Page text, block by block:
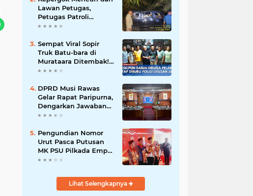
Lawan Petugas,
Petugas Patroli
Terpaksa Lumpuhkan
Sempat Viral Sopir
Truk Batu-bara di
Murataara Ditembak!
Namun Dikabarkan
DPRD Musi Rawas
Gelar Rapat Paripurna,
Dengarkan Jawaban
Eksekutif Atas 4
Pengundian Nomor
Urut Pasca Putusan
MK PSU Pilkada Empat
Lawang
Lihat Selengkapnya